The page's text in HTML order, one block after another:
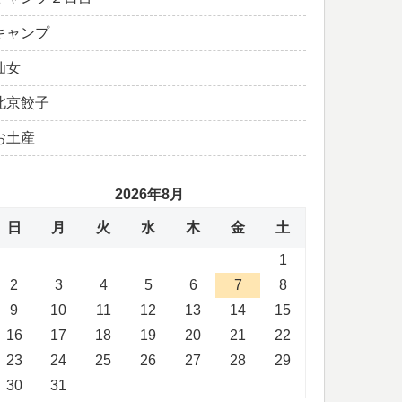
ャンプ
女
京餃子
土産
2026年8月
日 月 火 水 木 金 土
1
2
3 4 5 6 7
8
9
10 11 12 13 14
15
16
17 18 19 20 21
22
23
24 25 26 27 28
29
30
31